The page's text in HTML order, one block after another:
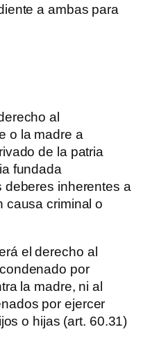
a ambas para
al
o la madre a
de la patria
fundada
deberes inherentes a
causa criminal o
el derecho al
por
la madre, ni al
por ejercer
o hijas (art. 60.31)